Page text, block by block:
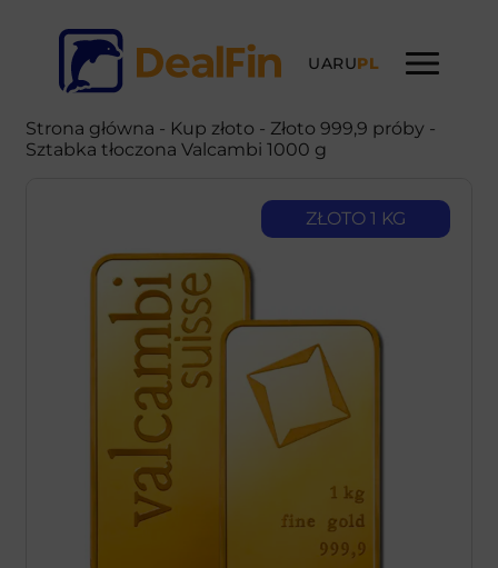
UARUPL
Strona główna - Kup złoto - Złoto 999,9 próby -
Sztabka tłoczona Valcambi 1000 g
ZŁOTO 1 KG